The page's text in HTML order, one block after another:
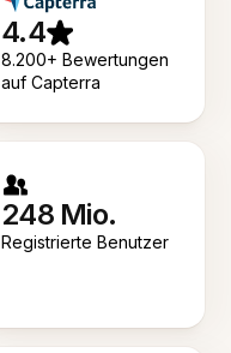
4.4
8.200+ Bewertungen
auf Capterra
248 Mio.
Registrierte Benutzer